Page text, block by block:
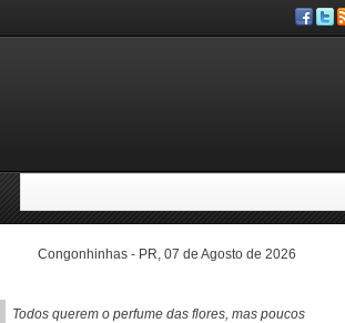
Congonhinhas - PR, 07 de Agosto de 2026
Todos querem o perfume das flores, mas poucos